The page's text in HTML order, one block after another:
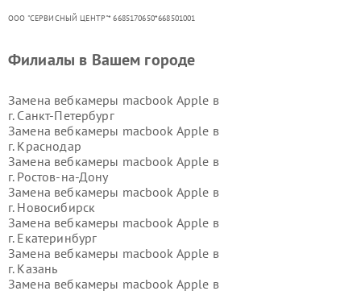
ООО "СЕРВИСНЫЙ ЦЕНТР"* 6685170650*668501001
Филиалы в Вашем городе
Замена вебкамеры macbook Apple в
г. Санкт-Петербург
Замена вебкамеры macbook Apple в
г. Краснодар
Замена вебкамеры macbook Apple в
г. Ростов-на-Дону
Замена вебкамеры macbook Apple в
г. Новосибирск
Замена вебкамеры macbook Apple в
г. Екатеринбург
Замена вебкамеры macbook Apple в
г. Казань
Замена вебкамеры macbook Apple в